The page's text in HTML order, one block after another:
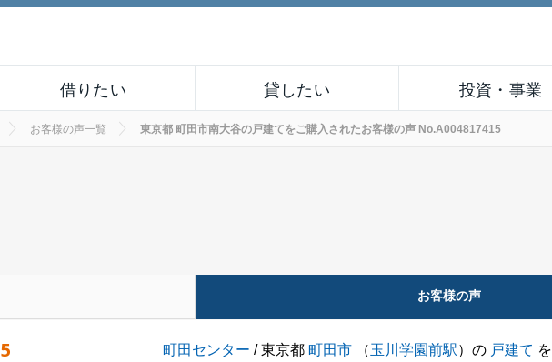
借りたい 貸したい 投資・事業
お客様の声一覧 東京都 町田市南大谷の戸建てをご購入されたお客様の声 No.A004817415
お客様の声
5 町田センター / 東京都町田市 （玉川学園前駅）の 戸建て を